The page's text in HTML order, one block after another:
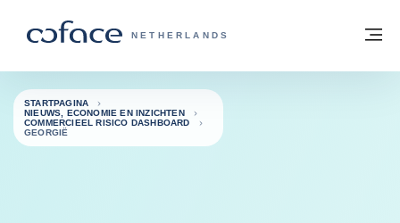
COFACE, FOR TRADE - GROEP
NETHERLANDS
Terug naar startpagina
STARTPAGINA
NIEUWS, ECONOMIE EN INZICHTEN
COMMERCIEEL RISICO DASHBOARD
GEORGIË